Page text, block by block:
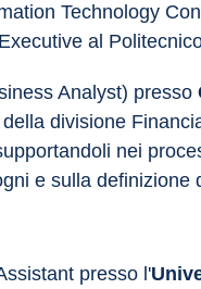
Technology
al
Analyst) presso
divisione
nei
e sulla definizione
presso l'